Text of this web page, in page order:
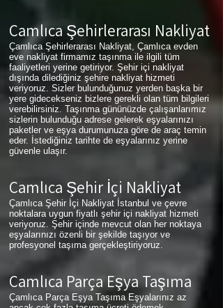
ÇamlıcaŞehirlerarası Nakliyat
Çamlıca Şehirlerarası Nakliyat, Çamlıca evden
eve nakliyat firmamız taşınma ile ilgili tüm
faaliyetleri yerine getiriyor. Şehir içi nakliyat
dışında dilediğiniz şehire nakliyat hizmeti
veriyoruz. Sizler bulunduğunuz yerden başka bir
yere gidecekseniz bizlere gerekli olan tüm bilgileri
verebilirsiniz. Taşınma gününüzde çalışanlarımız
sizlerin bulunduğu adrese gelerek eşyalarınızı
paketler ve eşya durumunuza göre de araç temin
eder. İstediğiniz tarihte de eşyalarınız yerine
güvenle ulaşır.
Çamlıca Şehir İçi Nakliyat
Çamlıca Şehir İçi Nakliyat İstanbul ve çevre
noktalara uygun fiyatlı şehir içi nakliyat hizmeti
veriyoruz. Şehir içinde mevcut olan her noktaya
eşyalarınızı özenli bir şekilde taşıyor ve
profesyonel taşıma gerçekleştiriyoruz.
Çamlıca Parça Eşya Taşıma
Çamlıca Parça Eşya Taşıma Eşyalarınız az